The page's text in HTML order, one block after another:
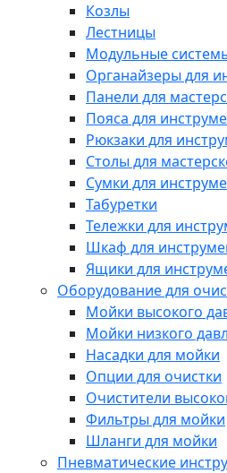
Козлы
Лестницы
Модульные
Органайзеры для
Панели для
Пояса для
Рюкзаки для
Столы для
Сумки для
Табуретки
Тележки для
Шкаф для
Ящики для
Оборудование для
Мойки высокого
Мойки низкого
Насадки для мойки
Опции для очистки
Очистители
Фильтры для мойки
Шланги для мойки
Пневматические